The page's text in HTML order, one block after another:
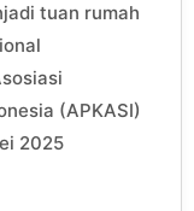
tuan rumah
(APKASI)
2025